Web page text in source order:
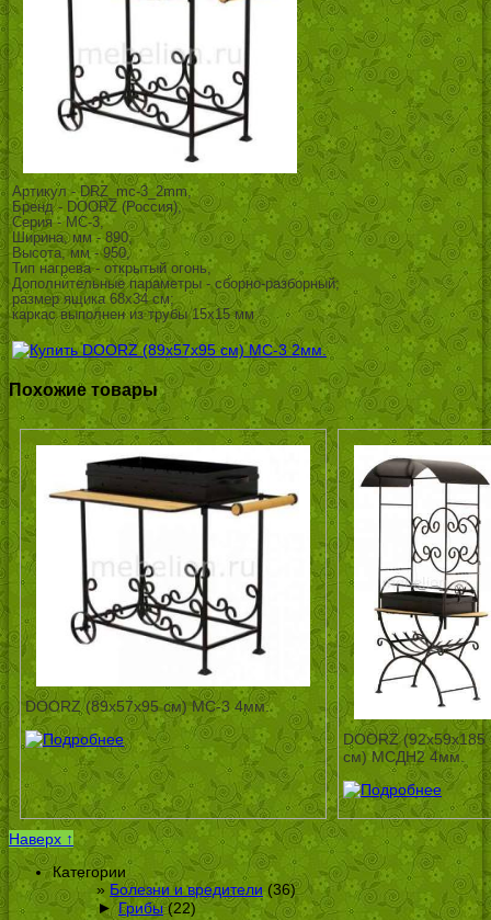
Артикул - DRZ_mc-3_2mm,
Бренд - DOORZ (Россия),
Серия - МС-3,
Ширина, мм - 890,
Высота, мм - 950,
Тип нагрева - открытый огонь,
Дополнительные параметры - сборно-разборный;
размер ящика 68х34 см;
каркас выполнен из трубы 15х15 мм
Похожие товары
DOORZ (89x57x95 см) МС-3 4мм.
DOORZ (92x59x185
см) МСДН2 4мм.
Наверх ↑
Категории
Болезни и вредители(36)
► Грибы(22)